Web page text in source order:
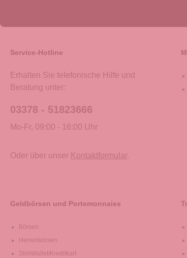
Service-Hotline
Erhalten Sie telefonische Hilfe und
Beratung unter:
03378 - 51823666
Mo-Fr, 09:00 - 16:00 Uhr
Oder über unser Kontaktformular.
Geldbörsen und Portemonnaies
Börsen
Herrenbörsen
SlimWallet/Kreditkart